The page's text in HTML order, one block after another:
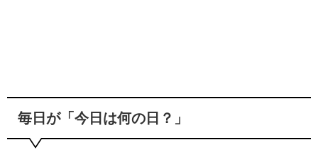
毎日が「今日は何の日？」